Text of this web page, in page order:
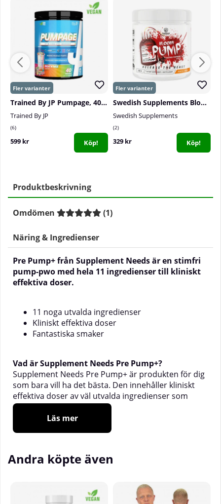
Trained By JP Pumpage, 40 serv.
Trained By JP
6
599 kr Köp!
Swedish Supplements Bloody Pump, 300 g
Swedish Supplements
2
329 kr Köp!
Produktbeskrivning
Omdömen (1)
Näring & Ingredienser
Pre Pump+ från Supplement Needs är en stimfri
pump-pwo med hela 11 ingredienser till kliniskt
effektiva doser.
11 noga utvalda ingredienser
Kliniskt effektiva doser
Fantastiska smaker
Vad är Supplement Needs Pre Pump+?
Supplement Needs Pre Pump+ är produkten för dig
som bara vill ha det bästa. Den innehåller kliniskt
effektiva doser av väl utvalda ingredienser som
bland annatL-Citrullin, S-Acetyl-Glutation,
Nitrosogin och Vaso-6 för maximal vasodilation.
När ska man ta Supplement Needs Pre Pump+?
skopa (15g) med 3-4dl vatten och drick.
Pre Pump+ är för dig som vill ha högsta kvalitet på
dina produkter. Den är perfekt för dig som vill
Läs mer
Andra köpte även